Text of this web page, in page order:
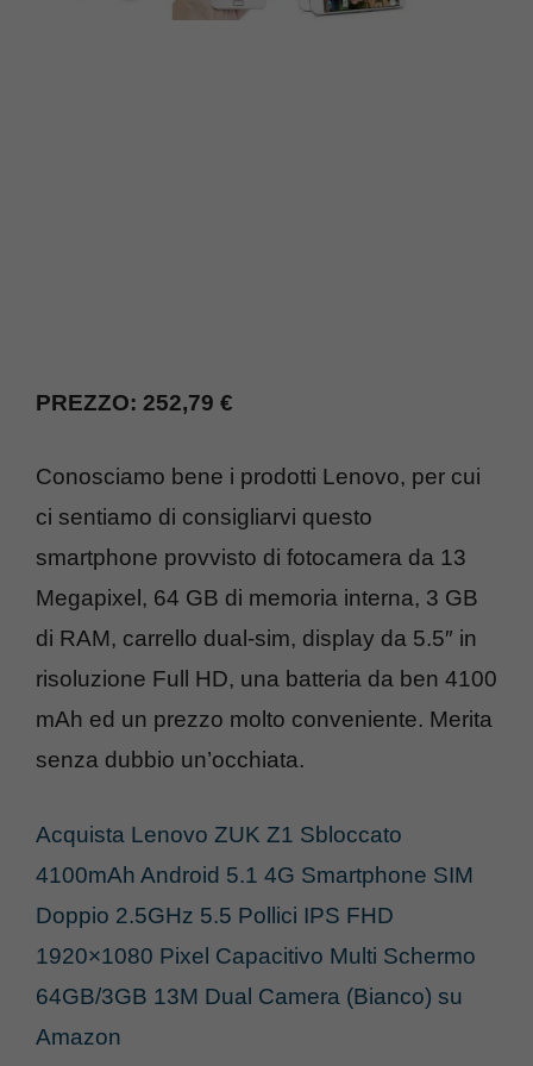
PREZZO: 252,79 €
Conosciamo bene i prodotti Lenovo, per cui
ci sentiamo di consigliarvi questo
smartphone provvisto di fotocamera da 13
Megapixel, 64 GB di memoria interna, 3 GB
di RAM, carrello dual-sim, display da 5.5″ in
risoluzione Full HD, una batteria da ben 4100
mAh ed un prezzo molto conveniente. Merita
senza dubbio un’occhiata.
Acquista Lenovo ZUK Z1 Sbloccato
4100mAh Android 5.1 4G Smartphone SIM
Doppio 2.5GHz 5.5 Pollici IPS FHD
1920×1080 Pixel Capacitivo Multi Schermo
64GB/3GB 13M Dual Camera (Bianco) su
Amazon